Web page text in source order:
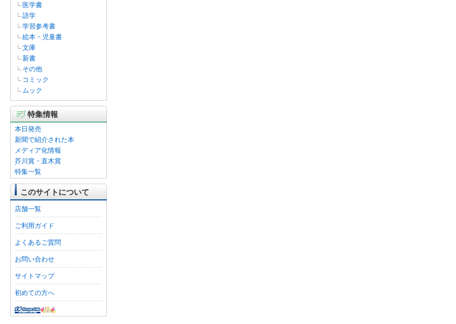
医学書
語学
学習参考書
絵本・児童書
文庫
新書
その他
コミック
ムック
特集情報
本日発売
新聞で紹介された本
メディア化情報
芥川賞・直木賞
特集一覧
このサイトについて
店舗一覧
ご利用ガイド
よくあるご質問
お問い合わせ
サイトマップ
初めての方へ